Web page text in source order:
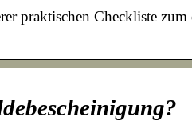
praktischen Checkliste